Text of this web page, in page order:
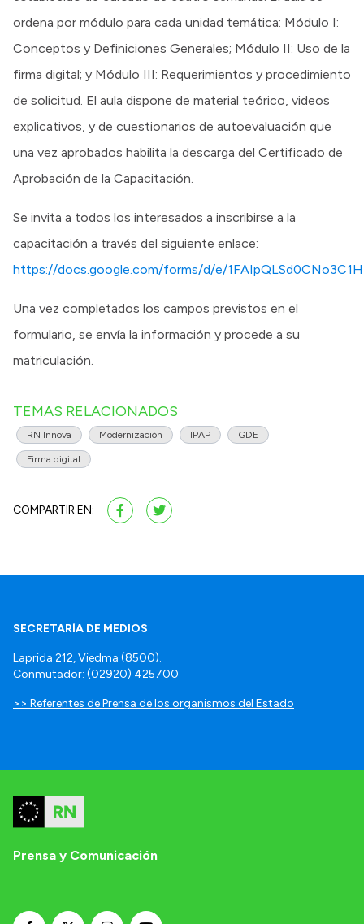
ordena por módulo para cada unidad temática: Módulo I:
Conceptos y Definiciones Generales; Módulo II: Uso de la
firma digital; y Módulo III: Requerimientos y procedimiento
de solicitud. El aula dispone de material teórico, videos
explicativos, y de cuestionarios de autoevaluación que
una vez aprobados habilita la descarga del Certificado de
Aprobación de la Capacitación.
Se invita a todos los interesados a inscribirse a la
capacitación a través del siguiente enlace:
https://docs.google.com/forms/d/e/
Una vez completados los campos previstos en el
formulario, se envía la información y procede a su
matriculación.
TEMAS RELACIONADOS
RN Innova Modernización IPAP GDE
Firma digital
COMPARTIR EN:
SECRETARÍA DE MEDIOS
Laprida 212, Viedma (8500).
Conmutador: (02920) 425700
>> Referentes de Prensa de los organismos del Estado
Prensa y Comunicación